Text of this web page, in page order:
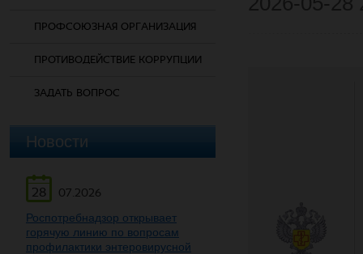
ПРОФСОЮЗНАЯ ОРГАНИЗАЦИЯ
ПРОТИВОДЕЙСТВИЕ КОРРУПЦИИ
ЗАДАТЬ ВОПРОС
Новости
28
07.2026
Роспотребнадзор открывает
горячую линию по вопросам
профилактики энтеровирусной